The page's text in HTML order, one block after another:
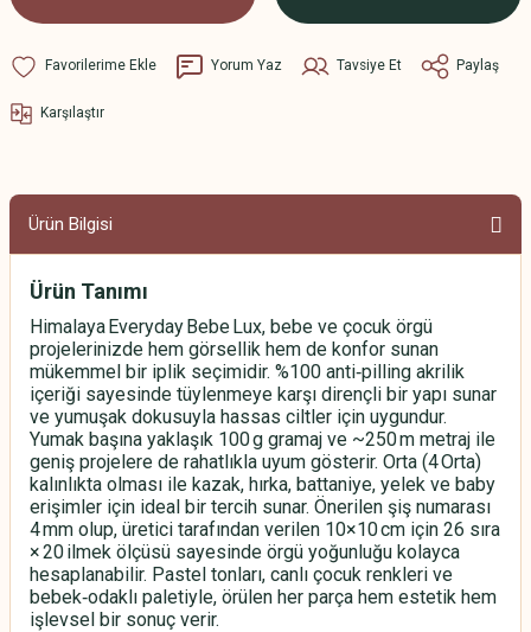
Yorum Yaz Tavsiye Et Paylaş
Karşılaştır
Ürün Bilgisi
Ürün Tanımı
Himalaya Everyday Bebe Lux, bebe ve çocuk örgü
projelerinizde hem görsellik hem de konfor sunan
mükemmel bir iplik seçimidir. %100 anti‑pilling akrilik
içeriği sayesinde tüylenmeye karşı dirençli bir yapı sunar
ve yumuşak dokusuyla hassas ciltler için uygundur.
Yumak başına yaklaşık 100 g gramaj ve ~250 m metraj ile
geniş projelere de rahatlıkla uyum gösterir. Orta (4 Orta)
kalınlıkta olması ile kazak, hırka, battaniye, yelek ve baby
erişimler için ideal bir tercih sunar. Önerilen şiş numarası
4 mm olup, üretici tarafından verilen 10×10 cm için 26 sıra
× 20 ilmek ölçüsü sayesinde örgü yoğunluğu kolayca
hesaplanabilir. Pastel tonları, canlı çocuk renkleri ve
bebek‑odaklı paletiyle, örülen her parça hem estetik hem
işlevsel bir sonuç verir.